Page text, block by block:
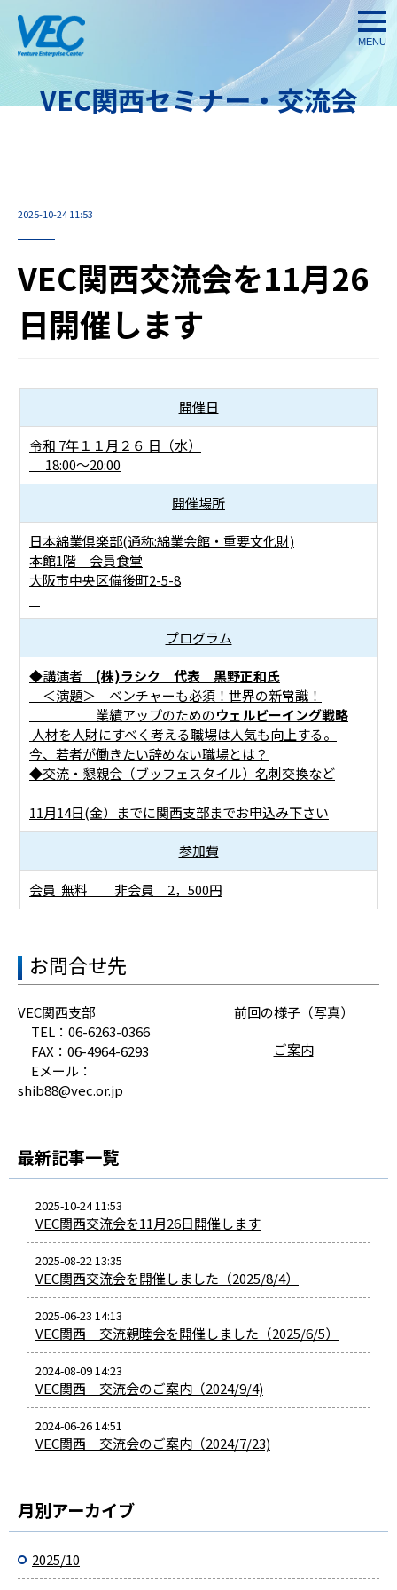
VEC関西セミナー・交流会
2025-10-24 11:53
VEC関西交流会を11月26
日開催します
開催日
令和 7年１１月２６ 日（水）
18:00～20:00
開催場所
日本綿業倶楽部(通称:綿業会館・重要文化財)
本館1階 会員食堂
大阪市中央区備後町2-5-8
プログラム
◆講演者 (株)ラシク 代表 黒野正和氏
＜演題＞ ベンチャーも必須！世界の新常識！
業績アップのためのウェルビーイング戦略
人材を人財にすべく考える職場は人気も向上する。
今、若者が働きたい辞めない職場とは？
◆交流・懇親会（ブッフェスタイル）名刺交換など
11月14日(金）までに関西支部までお申込み下さい
参加費
会員 無料 非会員 2，500円
お問合せ先
VEC関西支部
TEL：06-6263-0366
FAX：06-4964-6293
Eメール：
shib88@vec.or.jp
前回の様子（写真）
ご案内
最新記事一覧
2025-10-24 11:53
VEC関西交流会を11月26日開催します
2025-08-22 13:35
VEC関西交流会を開催しました（2025/8/4）
2025-06-23 14:13
VEC関西 交流親睦会を開催しました（2025/6/5）
2024-08-09 14:23
VEC関西 交流会のご案内（2024/9/4)
2024-06-26 14:51
VEC関西 交流会のご案内（2024/7/23)
月別アーカイブ
2025/10